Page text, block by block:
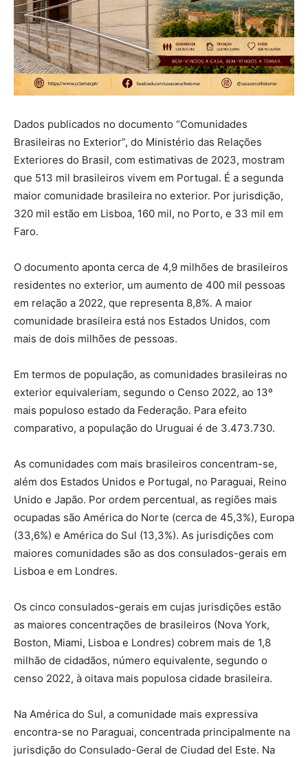
Dados publicados no documento “Comunidades
Brasileiras no Exterior”, do Ministério das Relações
Exteriores do Brasil, com estimativas de 2023, mostram
que 513 mil brasileiros vivem em Portugal. É a segunda
maior comunidade brasileira no exterior. Por jurisdição,
320 mil estão em Lisboa, 160 mil, no Porto, e 33 mil em
Faro.
O documento aponta cerca de 4,9 milhões de brasileiros
residentes no exterior, um aumento de 400 mil pessoas
em relação a 2022, que representa 8,8%. A maior
comunidade brasileira está nos Estados Unidos, com
mais de dois milhões de pessoas.
Em termos de população, as comunidades brasileiras no
exterior equivaleriam, segundo o Censo 2022, ao 13º
mais populoso estado da Federação. Para efeito
comparativo, a população do Uruguai é de 3.473.730.
As comunidades com mais brasileiros concentram-se,
além dos Estados Unidos e Portugal, no Paraguai, Reino
Unido e Japão. Por ordem percentual, as regiões mais
ocupadas são América do Norte (cerca de 45,3%), Europa
(33,6%) e América do Sul (13,3%). As jurisdições com
maiores comunidades são as dos consulados-gerais em
Lisboa e em Londres.
Os cinco consulados-gerais em cujas jurisdições estão
as maiores concentrações de brasileiros (Nova York,
Boston, Miami, Lisboa e Londres) cobrem mais de 1,8
milhão de cidadãos, número equivalente, segundo o
censo 2022, à oitava mais populosa cidade brasileira.
Na América do Sul, a comunidade mais expressiva
encontra-se no Paraguai, concentrada principalmente na
jurisdição do Consulado-Geral de Ciudad del Este. Na